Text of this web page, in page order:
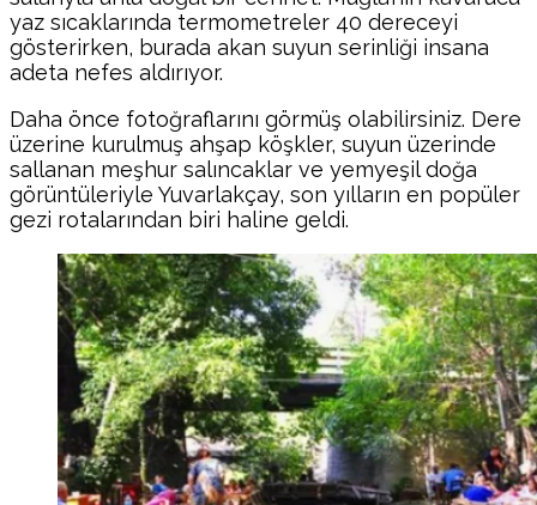
yaz sıcaklarında termometreler 40 dereceyi
gösterirken, burada akan suyun serinliği insana
adeta nefes aldırıyor.
Daha önce fotoğraflarını görmüş olabilirsiniz. Dere
üzerine kurulmuş ahşap köşkler, suyun üzerinde
sallanan meşhur salıncaklar ve yemyeşil doğa
görüntüleriyle Yuvarlakçay, son yılların en popüler
gezi rotalarından biri haline geldi.